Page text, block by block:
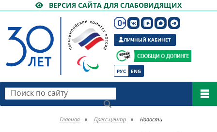
ВЕРСИЯ САЙТА ДЛЯ СЛАБОВИДЯЩИХ
РУС ENG
ЛИЧНЫЙ КАБИНЕТ
Поиск по сайту
Главная Пресс-центр Новости